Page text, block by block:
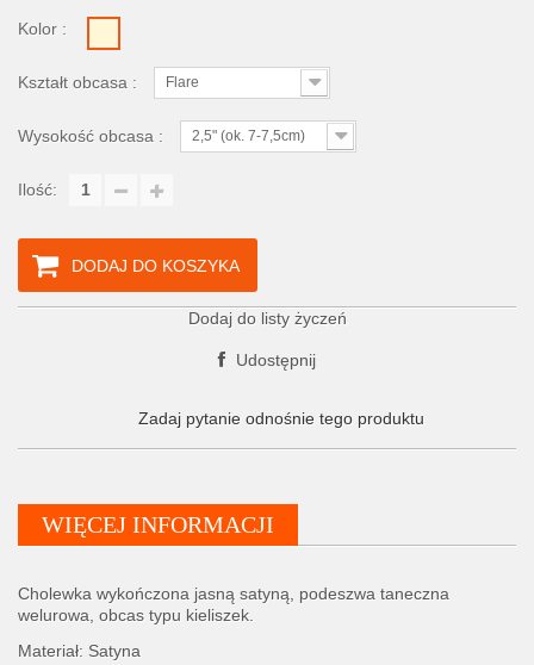
Kolor :
Kształt obcasa : Flare
Wysokość obcasa : 2,5" (ok. 7-7,5cm)
Ilość:
DODAJ DO KOSZYKA
Dodaj do listy życzeń
Udostępnij
Zadaj pytanie odnośnie tego produktu
WIĘCEJ INFORMACJI
Cholewka wykończona jasną satyną, podeszwa taneczna
welurowa, obcas typu kieliszek.
Materiał: Satyna